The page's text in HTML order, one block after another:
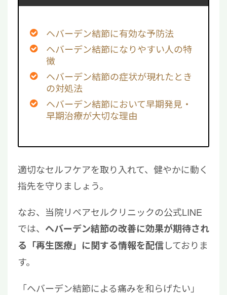
ヘバーデン結節に有効な予防法
ヘバーデン結節になりやすい人の特
徴
ヘバーデン結節の症状が現れたとき
の対処法
ヘバーデン結節において早期発見・
早期治療が大切な理由
適切なセルフケアを取り入れて、健やかに動く
指先を守りましょう。
なお、当院リペアセルクリニックの公式LINE
では、 ヘバーデン結節の改善に効果が期待され
る「再生医療」に関する情報を配信しておりま
す。
「ヘバーデン結節による痛みを和らげたい」